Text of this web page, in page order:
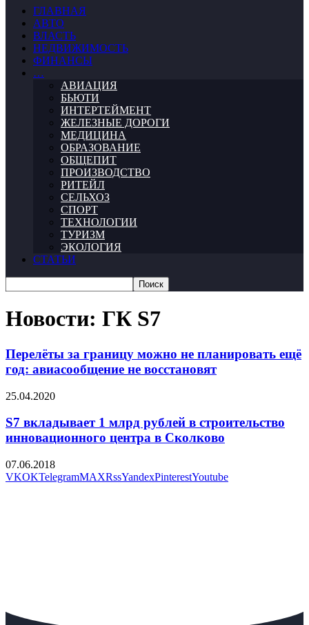
ГЛАВНАЯ
АВТО
ВЛАСТЬ
НЕДВИЖИМОСТЬ
ФИНАНСЫ
…
АВИАЦИЯ
БЬЮТИ
ИНТЕРТЕЙМЕНТ
ЖЕЛЕЗНЫЕ ДОРОГИ
МЕДИЦИНА
ОБРАЗОВАНИЕ
ОБЩЕПИТ
ПРОИЗВОДСТВО
РИТЕЙЛ
СЕЛЬХОЗ
СПОРТ
ТЕХНОЛОГИИ
ТУРИЗМ
ЭКОЛОГИЯ
СТАТЬИ
Новости: ГК S7
Перелёты за границу можно не планировать ещё
год: авиасообщение не восстановят
25.04.2020
S7 вкладывает 1 млрд рублей в строительство
инновационного центра в Сколково
07.06.2018
VKOKTelegramMAXRssYandexPinterestYoutube